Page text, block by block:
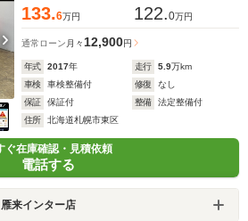
133.6万円 122.0万円
通常ローン 月々12,900円
年式 2017年 走行 5.9万km
車検
車検整備付 修復
なし
保証
保証付 整備
法定整備付
住所
北海道札幌市東区
ぐ在庫確認・見積依頼
電話する
来インター店